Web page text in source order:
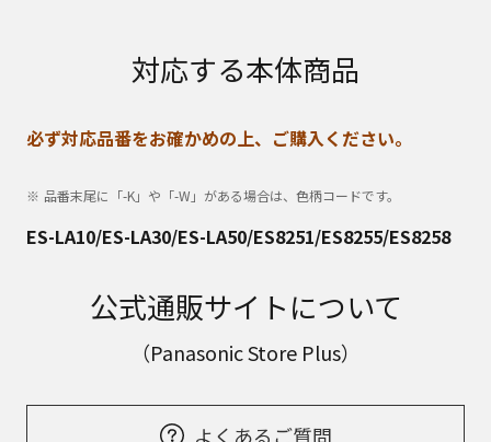
対応する本体商品
必ず対応品番をお確かめの上、ご購入ください。
品番末尾に「-K」や「-W」がある場合は、色柄コードです。
ES-LA10/ES-LA30/ES-LA50/ES8251/ES8255/ES8258
公式通販サイトについて
（Panasonic Store Plus）
よくあるご質問